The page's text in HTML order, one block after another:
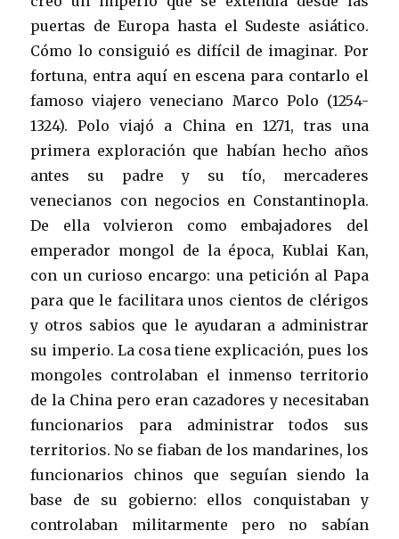
puertas de Europa hasta el Sudeste asiático.
Cómo lo consiguió es difícil de imaginar. Por
fortuna, entra aquí en escena para contarlo el
famoso viajero veneciano Marco Polo (1254-
1324). Polo viajó a China en 1271, tras una
primera exploración que habían hecho años
antes su padre y su tío, mercaderes
venecianos con negocios en Constantinopla.
De ella volvieron como embajadores del
emperador mongol de la época, Kublai Kan,
con un curioso encargo: una petición al Papa
para que le facilitara unos cientos de clérigos
y otros sabios que le ayudaran a administrar
su imperio. La cosa tiene explicación, pues los
mongoles controlaban el inmenso territorio
de la China pero eran cazadores y necesitaban
funcionarios para administrar todos sus
territorios. No se fiaban de los mandarines, los
funcionarios chinos que seguían siendo la
base de su gobierno: ellos conquistaban y
controlaban militarmente pero no sabían